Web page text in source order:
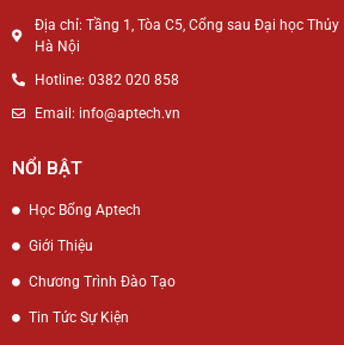
Địa chỉ: Tầng 1, Tòa C5, Cổng sau Đại học Thủy
Hà Nội
Hotline: 0382 020 858
Email: info@aptech.vn
NỔI BẬT
Học Bổng Aptech
Giới Thiệu
Chương Trình Đào Tạo
Tin Tức Sự Kiện